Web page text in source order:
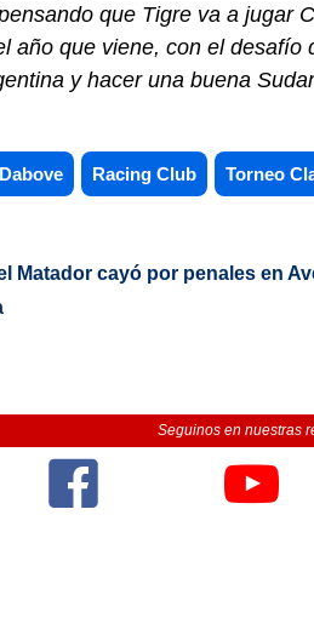
que Tigre va a jugar
año que viene, con el desafío
y hacer una buena
Racing Club Torneo
Matador cayó por penales en
Seguinos en nuestras